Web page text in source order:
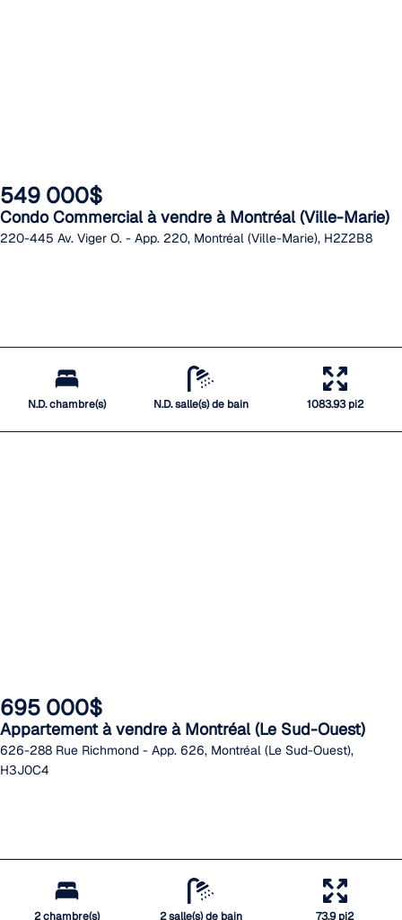
549 000$
Condo Commercial à vendre à Montréal (Ville-Marie)
220-445 Av. Viger O. - App. 220, Montréal (Ville-Marie), H2Z2B8
N.D. chambre(s) N.D. salle(s) de bain 1083.93 pi2
695 000$
Appartement à vendre à Montréal (Le Sud-Ouest)
626-288 Rue Richmond - App. 626, Montréal (Le Sud-Ouest),
H3J0C4
2 chambre(s) 2 salle(s) de bain 73.9 pi2